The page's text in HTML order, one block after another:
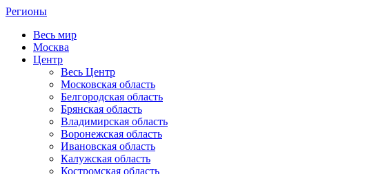
Регионы
Весь мир
Москва
Центр
Весь Центр
Московская область
Белгородская область
Брянская область
Владимирская область
Воронежская область
Ивановская область
Калужская область
Костромская область